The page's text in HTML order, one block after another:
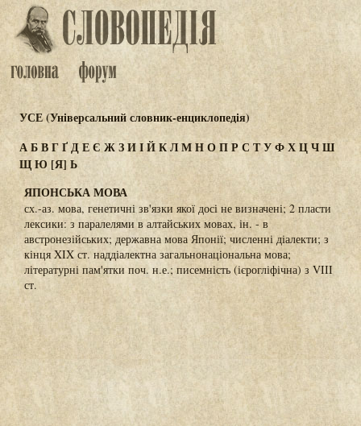
УСЕ (Універсальний словник-енциклопедія)
АБВГҐДЕЄ ЖЗИІЙКЛМНОПРС ТУФХЦЧШ
ЩЮ [Я]Ь
ЯПОНСЬКА МОВА
сх.-аз. мова, генетичні зв'язки якої досі не визначені; 2 пласти
лексики: з паралелями в алтайських мовах, ін. - в
австронезійських; державна мова Японії; численні діалекти; з
кінця XIX ст. наддіалектна загальнонаціональна мова;
літературні пам'ятки поч. н.е.; писемність (ієрогліфічна) з VIII
ст.